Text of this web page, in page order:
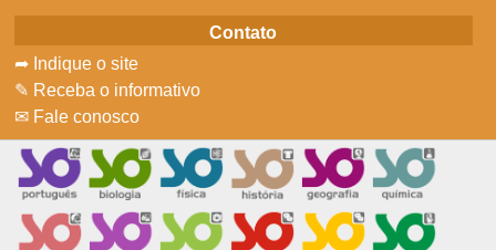
Contato
➦ Indique o site
✎ Receba o informativo
✉ Fale conosco